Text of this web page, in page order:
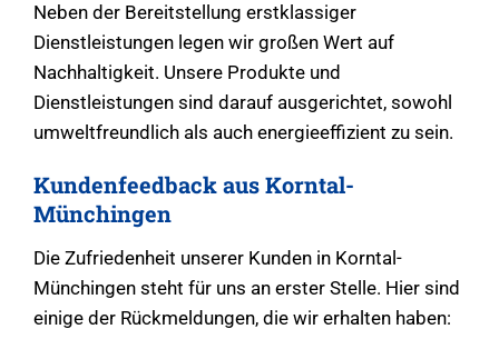
Neben der Bereitstellung erstklassiger
Dienstleistungen legen wir großen Wert auf
Nachhaltigkeit. Unsere Produkte und
Dienstleistungen sind darauf ausgerichtet, sowohl
umweltfreundlich als auch energieeffizient zu sein.
Kundenfeedback aus Korntal-
Münchingen
Die Zufriedenheit unserer Kunden in Korntal-
Münchingen steht für uns an erster Stelle. Hier sind
einige der Rückmeldungen, die wir erhalten haben: